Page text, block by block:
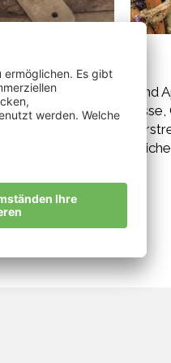
Rotkohl, Karotten und
anrichten. Walnüsse,
beträufeln und die